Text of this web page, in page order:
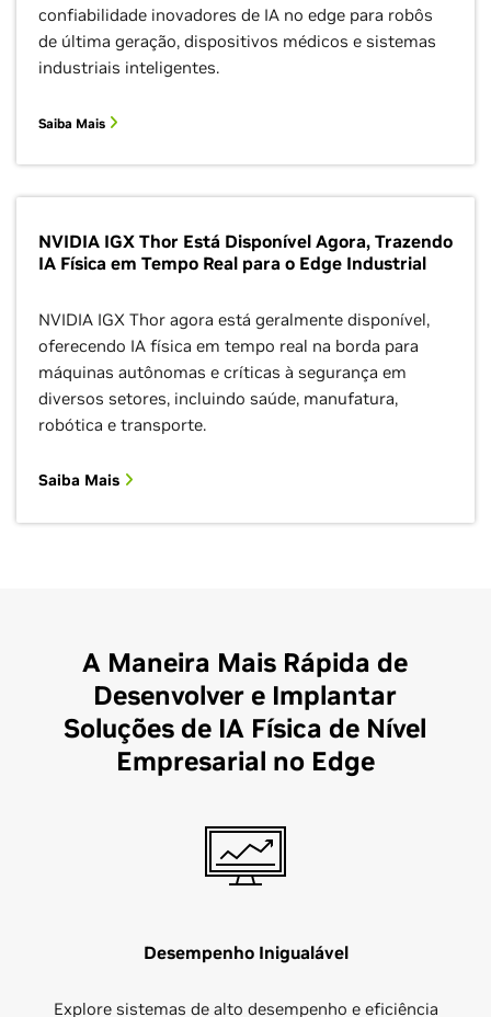
confiabilidade inovadores de IA no edge para robôs
de última geração, dispositivos médicos e sistemas
industriais inteligentes.
Saiba Mais
NVIDIA IGX Thor Está Disponível Agora, Trazendo
IA Física em Tempo Real para o Edge Industrial
NVIDIA IGX Thor agora está geralmente disponível,
oferecendo IA física em tempo real na borda para
máquinas autônomas e críticas à segurança em
diversos setores, incluindo saúde, manufatura,
robótica e transporte.
Saiba Mais
A Maneira Mais Rápida de
Desenvolver e Implantar
Soluções de IA Física de Nível
Empresarial no Edge
Desempenho Inigualável
Explore sistemas de alto desempenho e eficiência